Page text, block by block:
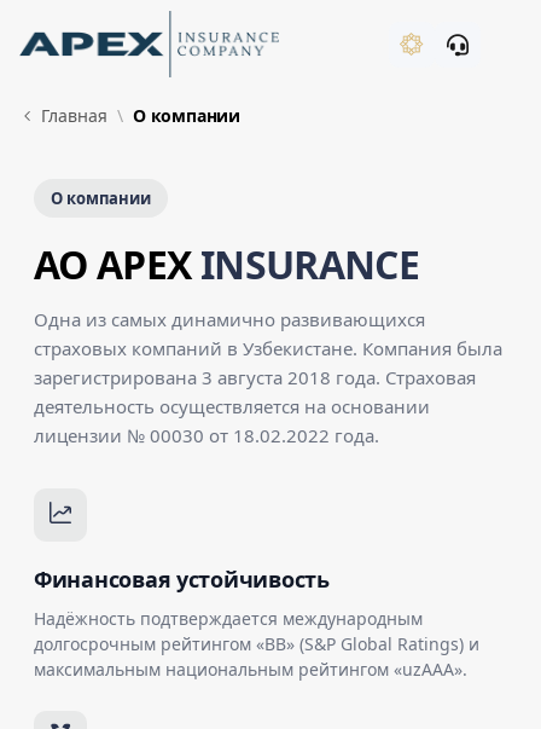
Skip to Main Content
Главная О компании
О компании
AO APEXINSURANCE
Одна из самых динамично развивающихся
страховых компаний в Узбекистане. Компания была
зарегистрирована 3 августа 2018 года. Страховая
деятельность осуществляется на основании
лицензии № 00030 от 18.02.2022 года.
Финансовая устойчивость
Надёжность подтверждается международным
долгосрочным рейтингом «BB» (S&P Global Ratings) и
максимальным национальным рейтингом «uzAAA».
New